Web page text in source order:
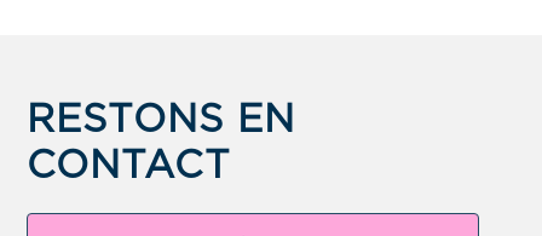
RESTONS EN
CONTACT